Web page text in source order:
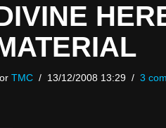
TMC 13/12/2008 13:29 3